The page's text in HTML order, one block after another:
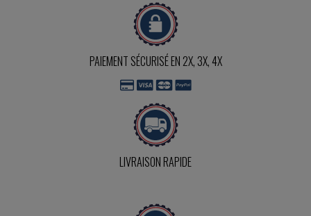
PAIEMENT SÉCURISÉ EN 2X, 3X, 4X
LIVRAISON RAPIDE